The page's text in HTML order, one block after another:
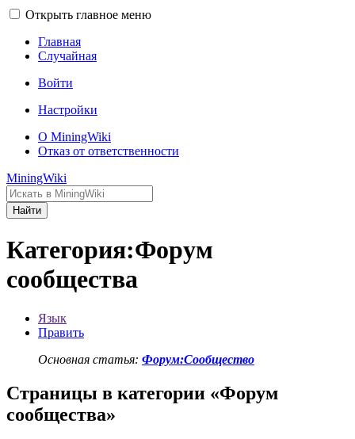
Открыть главное меню
Главная
Случайная
Войти
Настройки
О MiningWiki
Отказ от ответственности
MiningWiki
Найти
Категория:Форум
сообщества
Язык
Править
Основная статья: Форум:Сообщество
Страницы в категории «Форум
сообщества»